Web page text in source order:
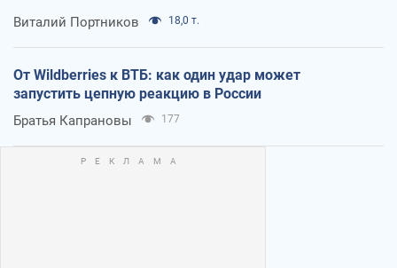
Виталий Портников 18,0 т.
От Wildberries к ВТБ: как один удар может
запустить цепную реакцию в России
Братья Капрановы 177